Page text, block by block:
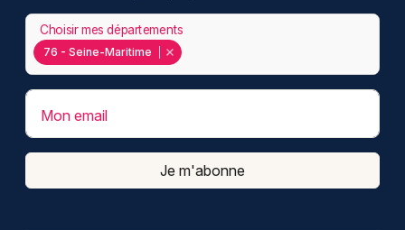
76 - Seine-Maritime
Choisir mes départements
Mon email
Je m'abonne